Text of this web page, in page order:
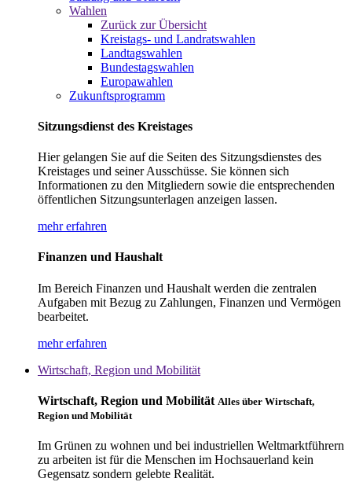
Wahlen
Zurück zur Übersicht
Kreistags- und Landratswahlen
Landtagswahlen
Bundestagswahlen
Europawahlen
Zukunftsprogramm
Sitzungsdienst des Kreistages
Hier gelangen Sie auf die Seiten des Sitzungsdienstes des
Kreistages und seiner Ausschüsse. Sie können sich
Informationen zu den Mitgliedern sowie die entsprechenden
öffentlichen Sitzungsunterlagen anzeigen lassen.
mehr erfahren
Finanzen und Haushalt
Im Bereich Finanzen und Haushalt werden die zentralen
Aufgaben mit Bezug zu Zahlungen, Finanzen und Vermögen
bearbeitet.
mehr erfahren
Wirtschaft, Region und Mobilität
Wirtschaft, Region und Mobilität Alles über Wirtschaft,
Region und Mobilität
Im Grünen zu wohnen und bei industriellen Weltmarktführern
zu arbeiten ist für die Menschen im Hochsauerland kein
Gegensatz sondern gelebte Realität.